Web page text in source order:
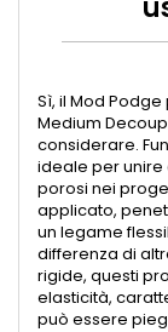
Sì, il Mod
Medium
considerare.
ideale per unire
porosi nei
applicato,
un legame
differenza di
rigide, questi
elasticità,
può essere